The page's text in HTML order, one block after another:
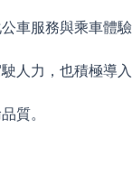
車服務與乘車體驗
人力，也積極導入
質。